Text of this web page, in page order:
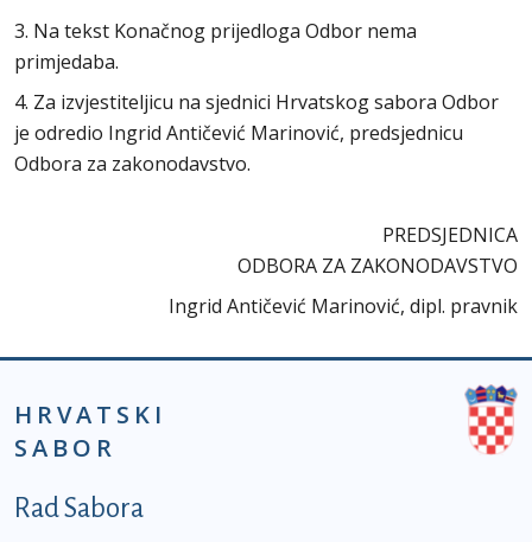
3. Na tekst Konačnog prijedloga Odbor nema
primjedaba.
4. Za izvjestiteljicu na sjednici Hrvatskog sabora Odbor
je odredio Ingrid Antičević Marinović, predsjednicu
Odbora za zakonodavstvo.
PREDSJEDNICA
ODBORA ZA ZAKONODAVSTVO
Ingrid Antičević Marinović, dipl. pravnik
HRVATSKI
SABOR
Podnožje prvi izbornik
Rad Sabora